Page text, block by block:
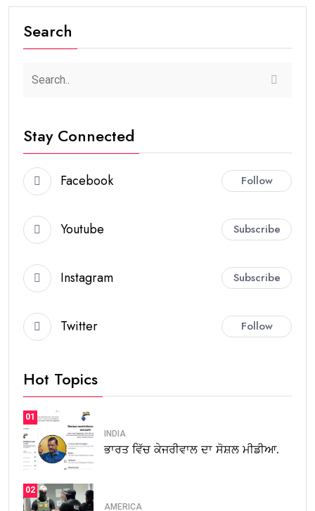
Search
Stay Connected
Facebook Follow
Youtube Subscribe
Instagram Subscribe
Twitter Follow
Hot Topics
01
INDIA
ਭਾਰਤ ਵਿੱਚ ਕੇਜਰੀਵਾਲ ਦਾ ਸੋਸ਼ਲ ਮੀਡੀਆ.
02
AMERICA